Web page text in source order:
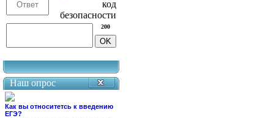
200
Наш опрос
Как вы относитетсь к введению
ЕГЭ?